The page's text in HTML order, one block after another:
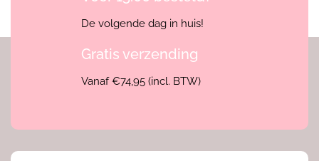
De volgende dag in huis!
Gratis verzending
Vanaf €74,95 (incl. BTW)